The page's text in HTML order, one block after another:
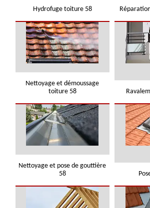
Hydrofuge toiture 58
Nettoyage et démoussage
toiture 58
Nettoyage et pose de gouttière
58